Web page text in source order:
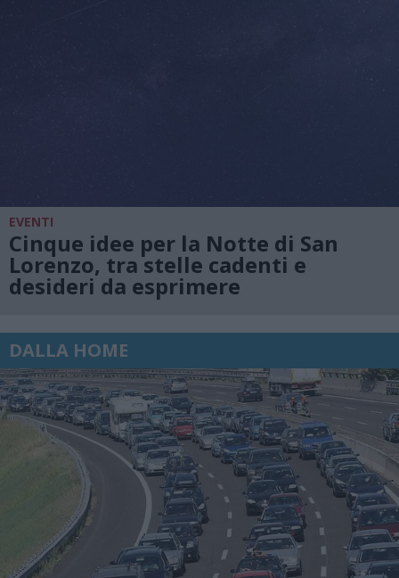
EVENTI
Cinque idee per la Notte di San
Lorenzo, tra stelle cadenti e
desideri da esprimere
DALLA HOME